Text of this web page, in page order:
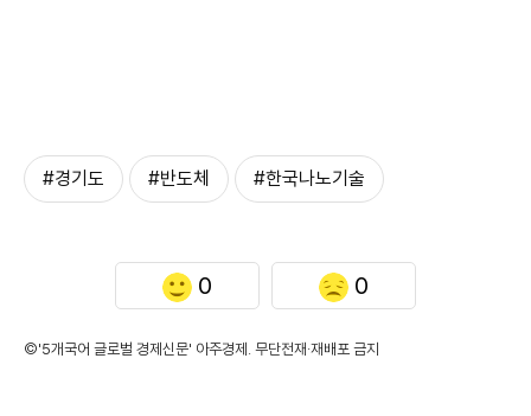
#경기도 #반도체 #한국나노기술
0 0
©'5개국어 글로벌 경제신문' 아주경제. 무단전재·재배포 금지